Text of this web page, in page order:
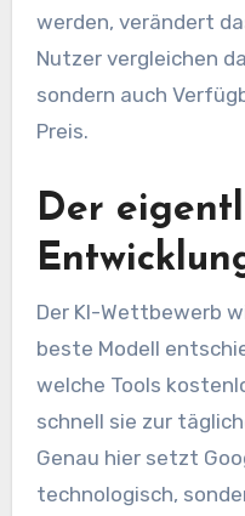
werden, verändert
Nutzer vergleichen
sondern auch
Preis.
Der
Der KI-Wettbewerb
beste Modell
welche Tools
schnell sie zur
Genau hier setzt
technologisch,